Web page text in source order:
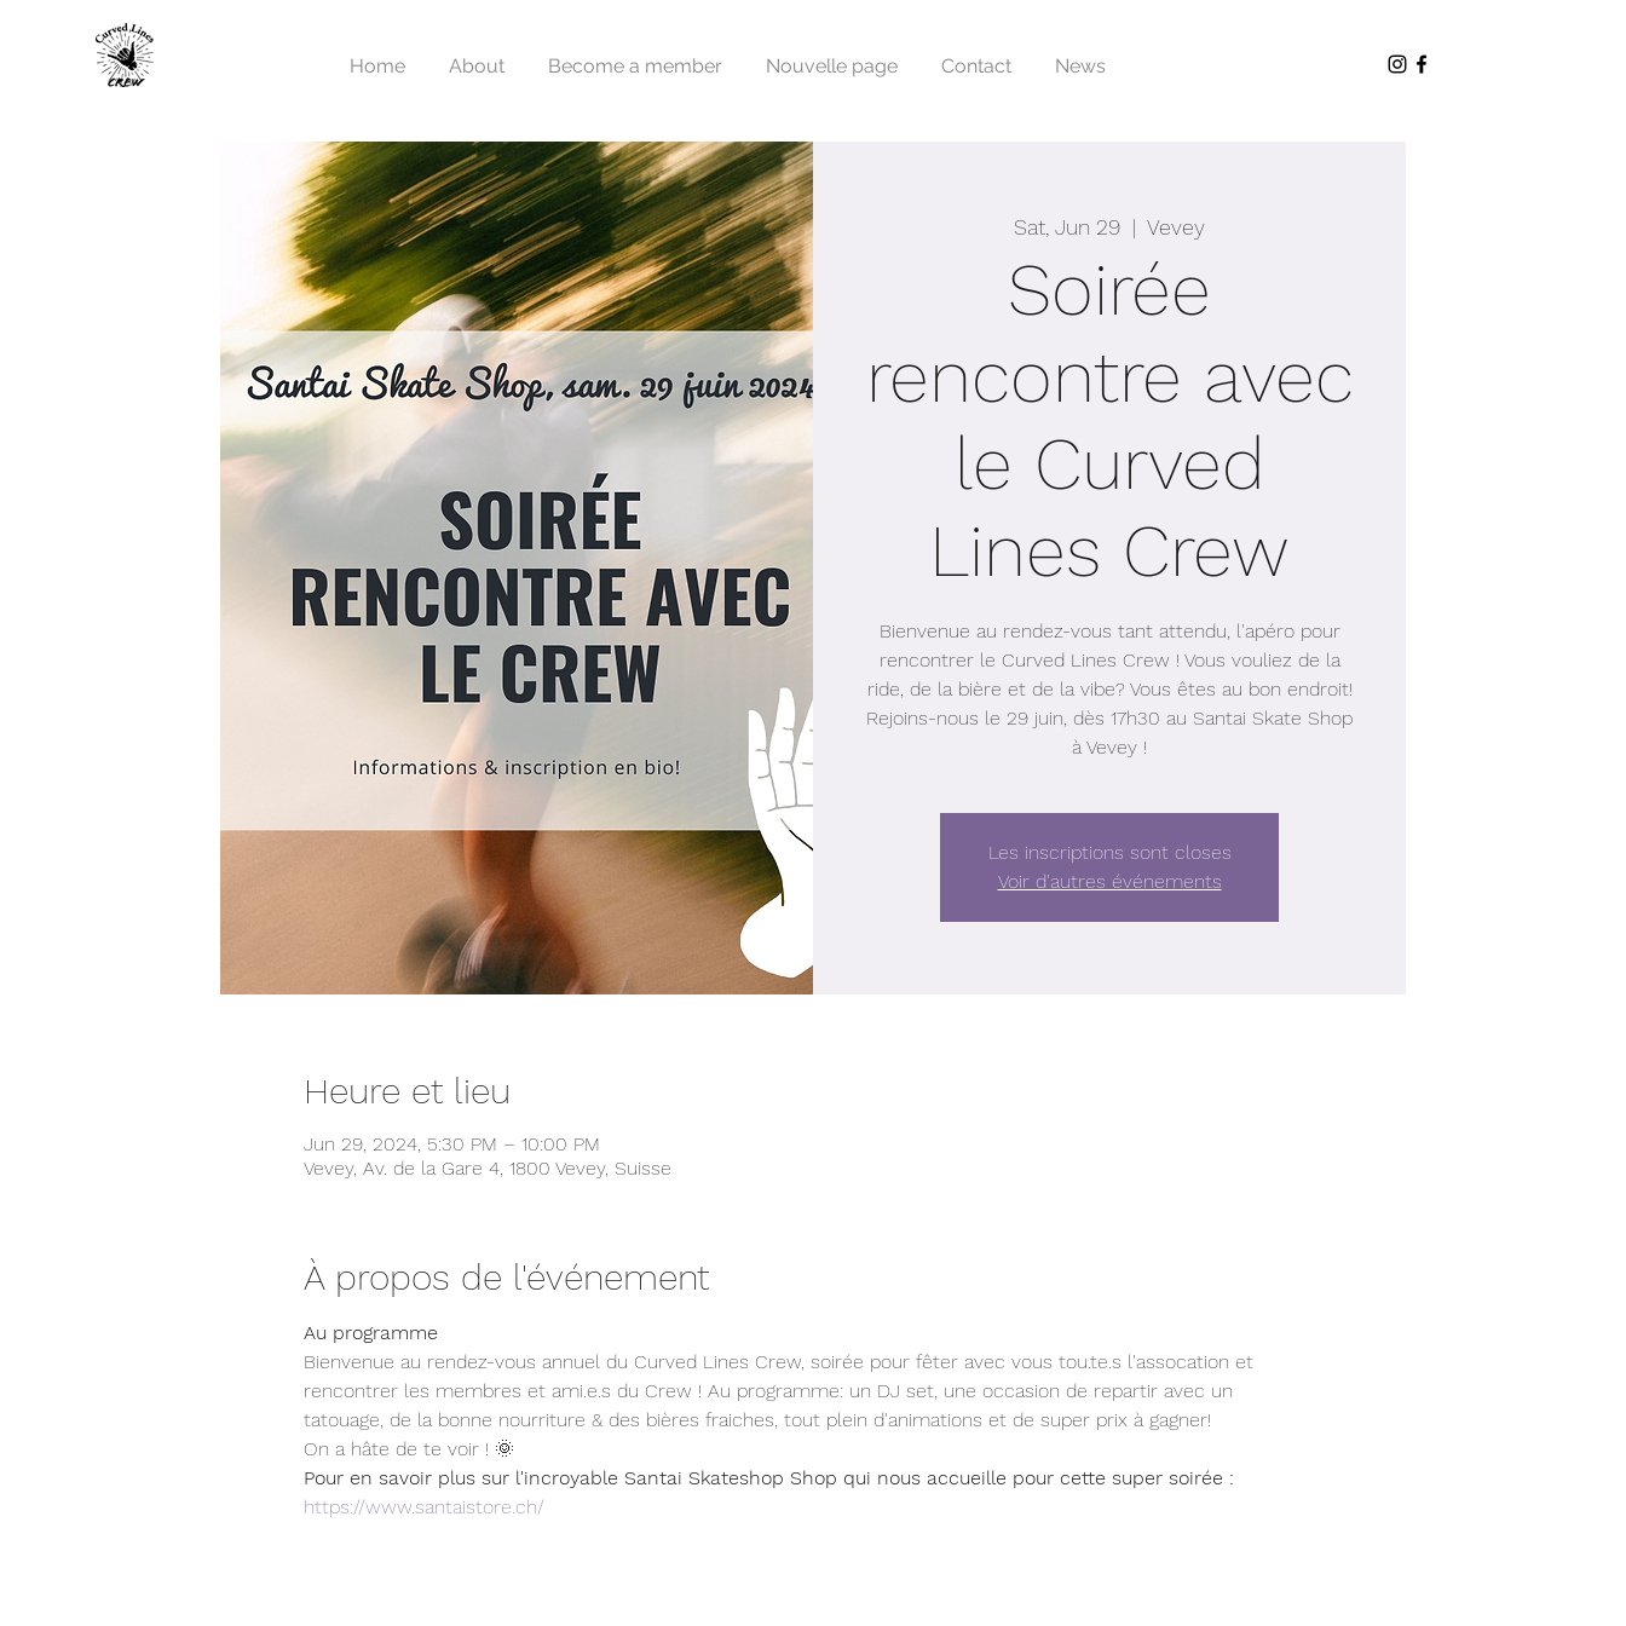
Home About Become a member Nouvelle page Contact News
Sat, Jun 29
  |
Vevey
Soirée
rencontre avec
le Curved
Lines Crew
Bienvenue au rendez-vous tant attendu, l'apéro pour
rencontrer le Curved Lines Crew ! Vous vouliez de la
ride, de la bière et de la vibe? Vous êtes au bon endroit!
Rejoins-nous le 29 juin, dès 17h30 au Santai Skate Shop
à Vevey !
Les inscriptions sont closes
Voir d'autres événements
Heure et lieu
Jun 29, 2024, 5:30 PM – 10:00 PM
Vevey, Av. de la Gare 4, 1800 Vevey, Suisse
À propos de l'événement
Au programme
Bienvenue au rendez-vous annuel du Curved Lines Crew, soirée pour fêter avec vous tou.te.s l'assocation et
rencontrer les membres et ami.e.s du Crew ! Au programme: un DJ set, une occasion de repartir avec un
tatouage, de la bonne nourriture & des bières fraiches, tout plein d'animations et de super prix à gagner!
On a hâte de te voir ! 🌞
Pour en savoir plus sur l'incroyable Santai Skateshop Shop qui nous accueille pour cette super soirée :
https://www.santaistore.ch/